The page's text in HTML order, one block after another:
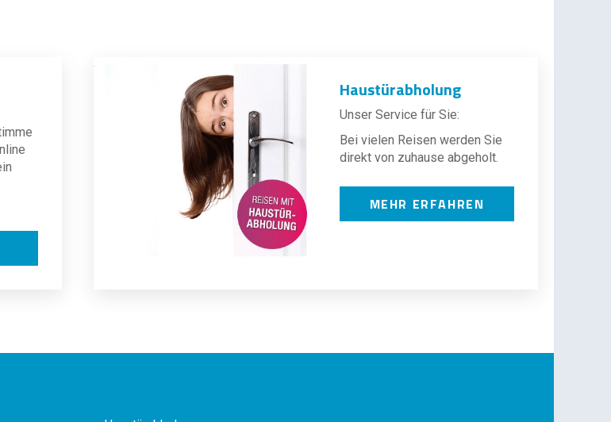
Haustürabholung
Unser Service für Sie:
Bei vielen Reisen werden Sie
direkt von zuhause abgeholt.
MEHR ERFAHREN